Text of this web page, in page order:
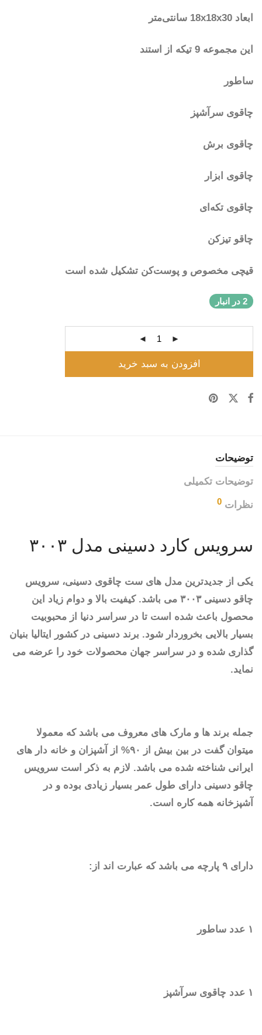
ابعاد 18x18x30 سانتی‌متر
این مجموعه 9 تیکه از استند
ساطور
چاقوی سرآشپز
چاقوی برش
چاقوی ابزار
چاقوی تکه‌ای
چاقو تیزکن
قیچی مخصوص و پوست‌کن تشکیل شده است
2 در انبار
افزودن به سبد خرید
توضیحات
توضیحات تکمیلی
نظرات 0
سرویس کارد دسینی مدل ۳۰۰۳
یکی از جدیدترین مدل های ست چاقوی دسینی، سرویس
چاقو دسینی ۳۰۰۳ می باشد. کیفیت بالا و دوام زیاد این
محصول باعث شده است تا در سراسر دنیا از محبوبیت
بسیار بالایی بخروردار شود. برند دسینی در کشور ایتالیا بنیان
گذاری شده و در سراسر جهان محصولات خود را عرضه می
نماید.
جمله برند ها و مارک های معروف می باشد که معمولا
میتوان گفت در بین بیش از ۹۰% از آشپزان و خانه دار های
ایرانی شناخته شده می باشد. لازم به ذکر است سرویس
چاقو دسینی دارای طول عمر بسیار زیادی بوده و در
آشپزخانه همه کاره است.
دارای ۹ پارچه می باشد که عبارت اند از:
۱ عدد ساطور
۱ عدد چاقوی سرآشپز